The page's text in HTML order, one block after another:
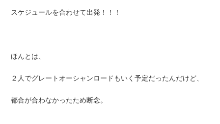
スケジュールを合わせて出発！！！
ほんとは、
２人でグレートオーシャンロードもいく予定だったんだけど、
都合が合わなかったため断念。